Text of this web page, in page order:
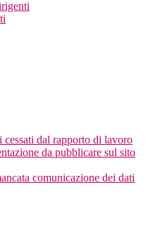
cessati dal rapporto di lavoro
da pubblicare sul sito
comunicazione dei dati